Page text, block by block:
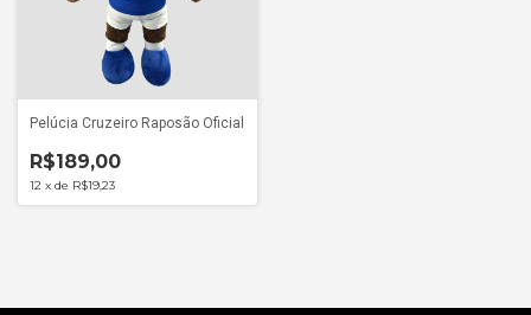
Pelúcia Cruzeiro Raposão Oficial
R$189,00
12 x de R$19,23